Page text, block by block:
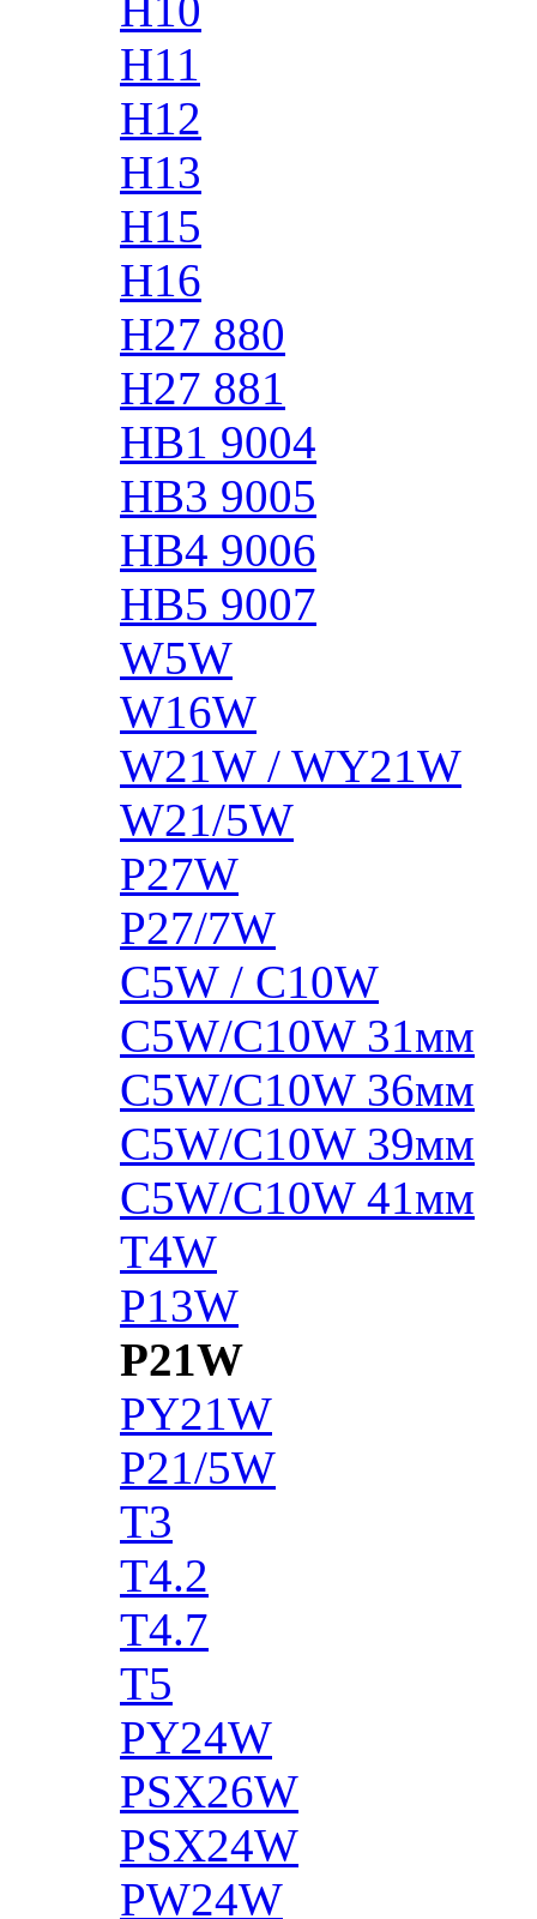
H11
H12
H13
H15
H16
H27 880
H27 881
HB1 9004
HB3 9005
HB4 9006
HB5 9007
W5W
W16W
W21W / WY21W
W21/5W
P27W
P27/7W
C5W / C10W
C5W/C10W 31мм
C5W/C10W 36мм
C5W/C10W 39мм
C5W/C10W 41мм
T4W
P13W
P21W
PY21W
P21/5W
T3
T4.2
T4.7
T5
PY24W
PSX26W
PSX24W
PW24W